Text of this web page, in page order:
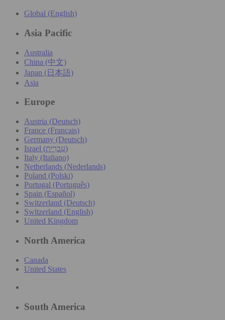
Global (English)
Asia Pacific
Australia
China (中文)
Japan (日本語)
Asia
Europe
Austria (Deutsch)
France (Français)
Germany (Deutsch)
Israel (עִברִית)
Italy (Italiano)
Netherlands (Nederlands)
Poland (Polski)
Portugal (Português)
Spain (Español)
Switzerland (Deutsch)
Switzerland (English)
United Kingdom
North America
Canada
United States
South America